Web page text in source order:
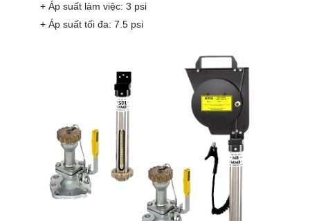
+ Áp suất làm việc: 3 psi
+ Áp suất tối đa: 7.5 psi